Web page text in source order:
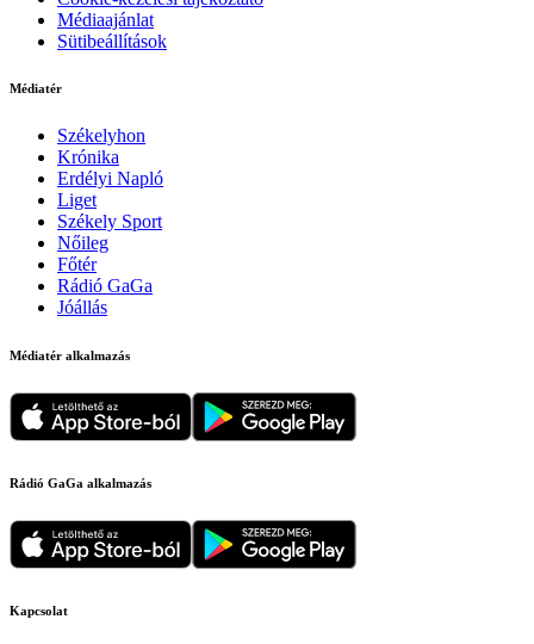
Médiaajánlat
Sütibeállítások
Médiatér
Székelyhon
Krónika
Erdélyi Napló
Liget
Székely Sport
Nőileg
Főtér
Rádió GaGa
Jóállás
Médiatér alkalmazás
Rádió GaGa alkalmazás
Kapcsolat